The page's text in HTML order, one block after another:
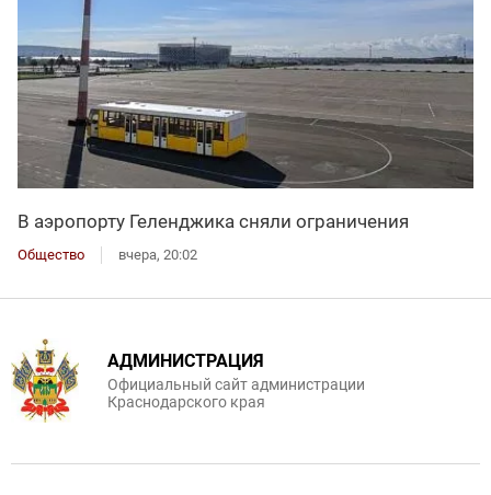
В аэропорту Геленджика сняли ограничения
Общество вчера, 20:02
АДМИНИСТРАЦИЯ
Официальный сайт администрации
Краснодарского края